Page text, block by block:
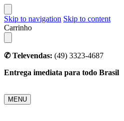
Skip to navigation Skip to content
Carrinho
✆ Televendas: (49) 3323-4687
Entrega imediata para todo Brasil
MENU